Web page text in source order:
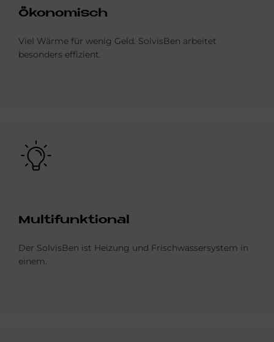
Öko­no­misch
Viel Wärme für wenig Geld. SolvisBen arbeitet
besonders effizient.
Bild
Mul­ti­funk­tio­nal
Der SolvisBen ist Heizung und Frischwassersystem in
einem.